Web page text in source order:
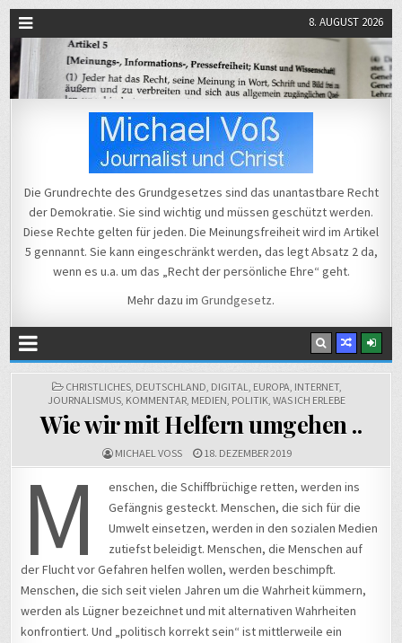
8. AUGUST 2026
Michael Voß
Die Grundrechte des Grundgesetzes sind das unantastbare Recht
der Demokratie. Sie sind wichtig und müssen geschützt werden.
Diese Rechte gelten für jeden. Die Meinungsfreiheit wird im Artikel
5 gennannt. Sie kann eingeschränkt werden, das legt Absatz 2 da,
wenn es u.a. um das „Recht der persönliche Ehre“ geht.
Mehr dazu im Grundgesetz.
POSTED
IN
CHRISTLICHES, DEUTSCHLAND, DIGITAL, EUROPA, INTERNET,
JOURNALISMUS, KOMMENTAR, MEDIEN, POLITIK, WAS ICH ERLEBE
Wie wir mit Helfern umgehen ..
MICHAEL VOSS 18. DEZEMBER 2019
M
enschen, die Schiffbrüchige retten, werden ins
Gefängnis gesteckt. Menschen, die sich für die
Umwelt einsetzen, werden in den sozialen Medien
zutiefst beleidigt. Menschen, die Menschen auf
der Flucht vor Gefahren helfen wollen, werden beschimpft.
Menschen, die sich seit vielen Jahren um die Wahrheit kümmern,
werden als Lügner bezeichnet und mit alternativen Wahrheiten
konfrontiert. Und „politisch korrekt sein“ ist mittlerweile ein